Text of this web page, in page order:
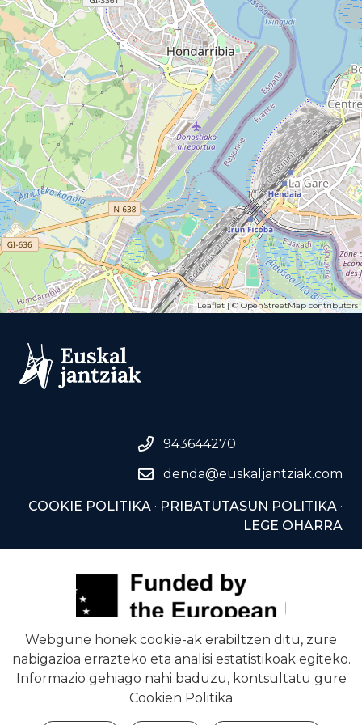
Leaflet| © OpenStreetMapcontributors
943644270
denda@euskaljantziak.com
COOKIE POLITIKA · PRIBATUTASUN POLITIKA ·
LEGE OHARRA
Webgune honek cookie-ak erabiltzen ditu, zure
nabigazioa errazteko eta analisi estatistikoak egiteko.
Informazio gehiago nahi baduzu, kontsultatu gure
Cookien Politika